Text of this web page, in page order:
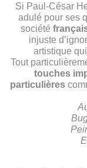
Le catalogue
L'association
Présentation
Lettre de la
Mentions légales
Si Paul-César
adulé pour ses
société
injuste
artistique
Tout
touches
particulières